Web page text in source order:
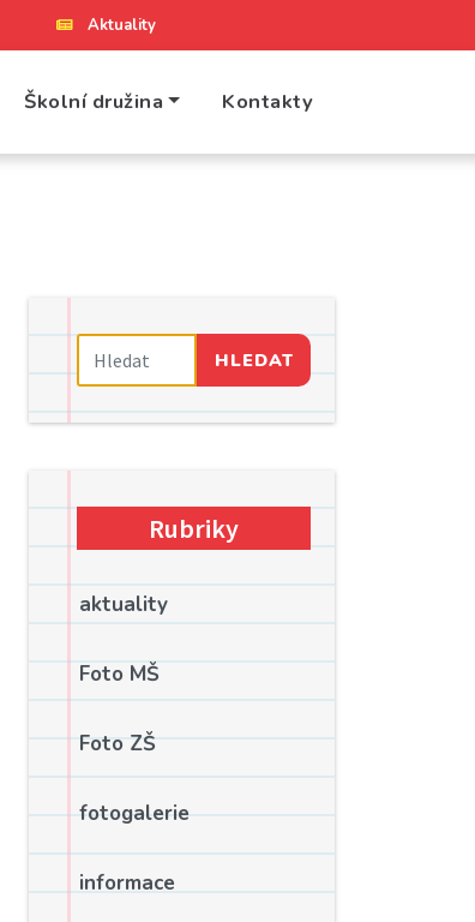
Aktuality
Školní družina Kontakty
HLEDAT
Rubriky
aktuality
Foto MŠ
Foto ZŠ
fotogalerie
informace